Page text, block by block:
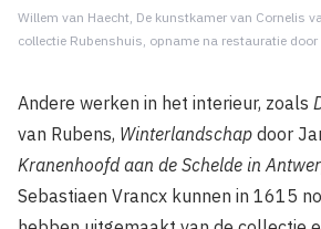
Willem van Haecht, De kunstkamer van Cornelis
collectie Rubenshuis, opname na restauratie door
Andere werken in het interieur, zoals
van Rubens, Winterlandschap door
Kranenhoofd aan de Schelde in
Sebastiaen Vrancx kunnen in 1615